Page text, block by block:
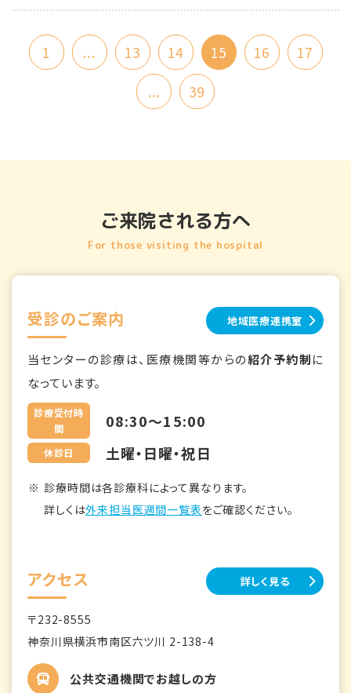
1 ... 13 14 15 16
17
...
39
ご来院される方へ
For those visiting the hospital
受診のご案内 地域医療連携室
当センターの診療は、医療機関等からの紹介予約制に
なっています。
診療受付時
間
08:30～15:00
休診日 土曜・日曜・祝日
診療時間は各診療科によって異なります。
詳しくは外来担当医週間一覧表をご確認ください。
アクセス 詳しく見る
〒232-8555
神奈川県横浜市南区六ツ川 2-138-4
公共交通機関でお越しの方